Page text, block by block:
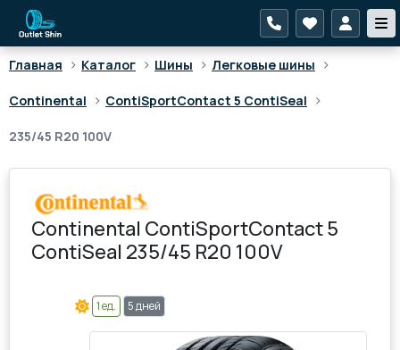
Главная > Каталог > Шины > Легковые шины >
Continental > ContiSportContact 5 ContiSeal >
235/45 R20 100V
Continental ContiSportContact 5
ContiSeal 235/45 R20 100V
1 ед. 5 дней